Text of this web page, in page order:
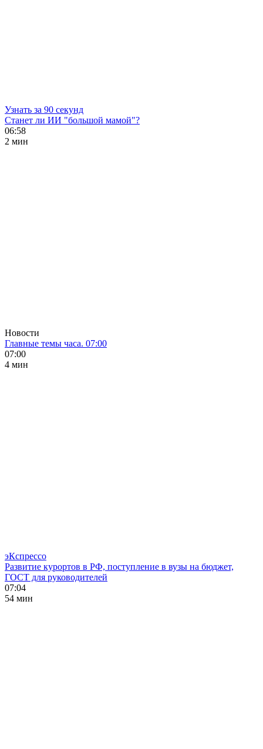
Узнать за 90 секунд
Станет ли ИИ "большой мамой"?
06:58
2 мин
Новости
Главные темы часа. 07:00
07:00
4 мин
эКспрессо
Развитие курортов в РФ, поступление в вузы на бюджет,
ГОСТ для руководителей
07:04
54 мин